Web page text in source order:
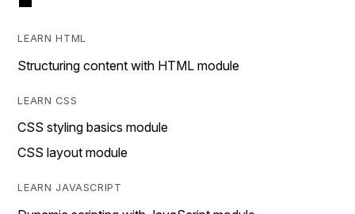
LEARN HTML
Structuring content with HTML module
LEARN CSS
CSS styling basics module
CSS layout module
LEARN JAVASCRIPT